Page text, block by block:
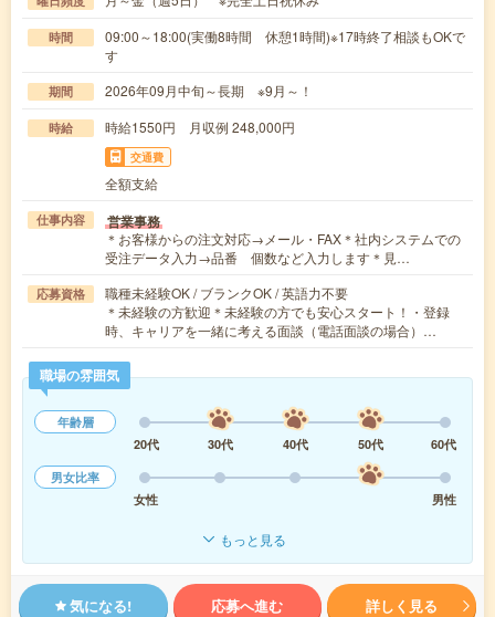
時間
09:00～18:00(実働8時間 休憩1時間)※17時終了相談もOKで
す
期間 2026年09月中旬～長期 ※9月～！
時給 時給1550円 月収例 248,000円
交通費
全額支給
仕事内容 営業事務
＊お客様からの注文対応→メール・FAX＊社内システムでの
受注データ入力→品番 個数など入力します＊見…
応募資格
職種未経験OK / ブランクOK / 英語力不要
＊未経験の方歓迎＊未経験の方でも安心スタート！・登録
時、キャリアを一緒に考える面談（電話面談の場合）…
職場の雰囲気
年齢層
20代
30代 40代 50代
60代
男女比率
女性
男性
もっと見る
気になる! 応募へ進む 詳しく見る